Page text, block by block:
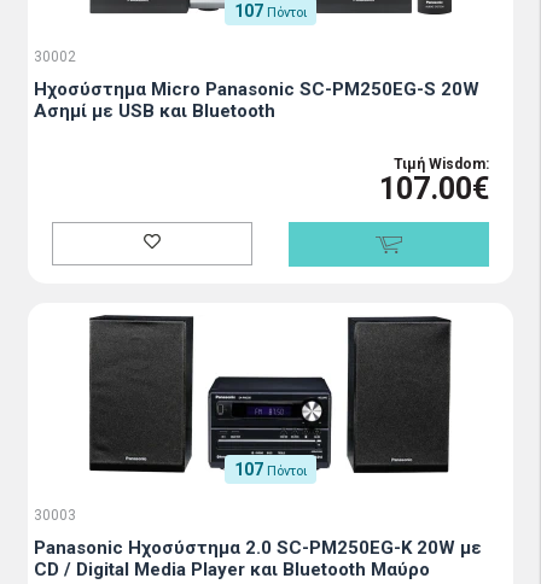
107 Πόντοι
30002
Ηχοσύστημα Micro Panasonic SC-PM250EG-S 20W
Ασημί με USB και Bluetooth
Τιμή Wisdom:
107.00€
107 Πόντοι
30003
Panasonic Ηχοσύστημα 2.0 SC-PM250EG-K 20W με
CD / Digital Media Player και Bluetooth Μαύρο